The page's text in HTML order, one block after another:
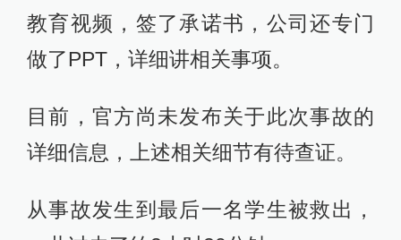
教育视频，签了承诺书，公司还专门
做了PPT，详细讲相关事项。
目前，官方尚未发布关于此次事故的
详细信息，上述相关细节有待查证。
从事故发生到最后一名学生被救出，